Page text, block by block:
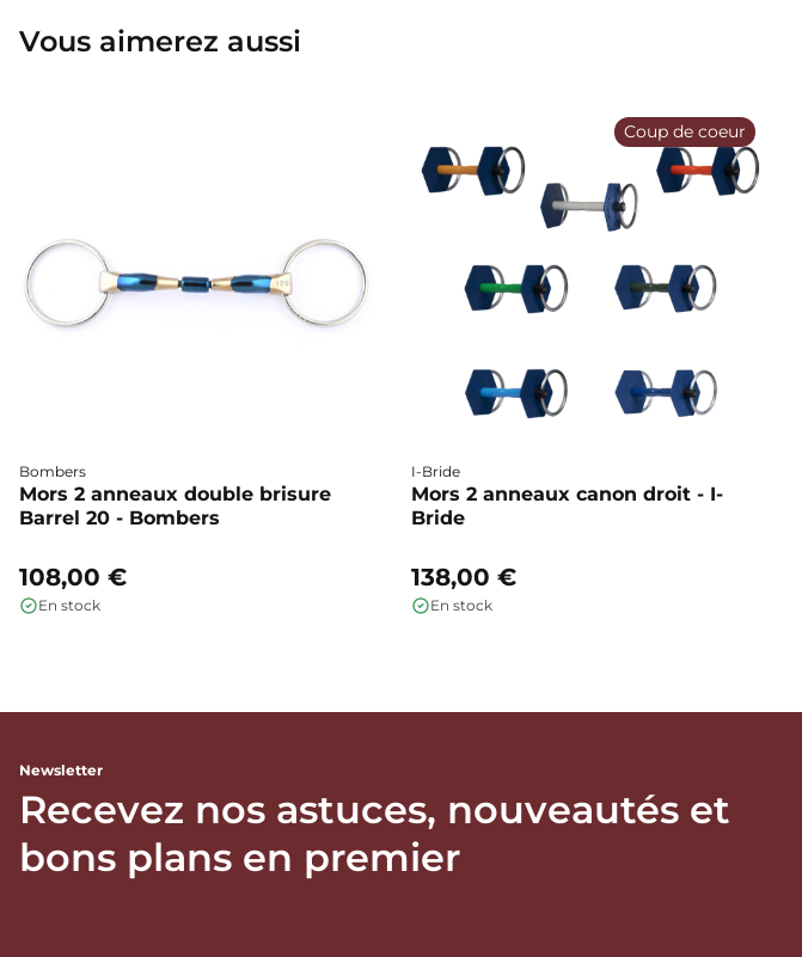
Vous aimerez aussi
Bombers
Mors 2 anneaux double brisure
Barrel 20 - Bombers
108,00 €
En stock
I-Bride
Mors 2 anneaux canon droit - I-
Bride
138,00 €
En stock
Coup de coeur
Newsletter
Recevez nos astuces, nouveautés et
bons plans en premier